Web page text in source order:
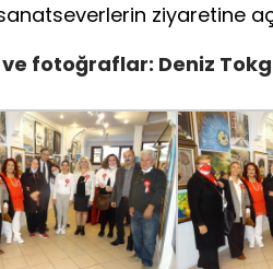
ziyaretine
fotoğraflar: Deniz